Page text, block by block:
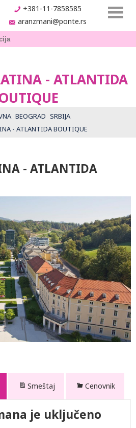
+381-11-7858585
aranzmani@ponte.rs
- ATLANTIDA
BEOGRAD SRBIJA
- ATLANTIDA BOUTIQUE
- ATLANTIDA
Smeštaj Cenovnik
je uključeno